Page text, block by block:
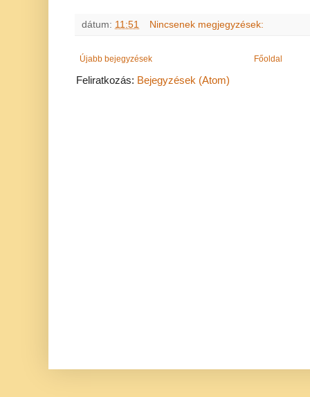
dátum: 11:51 Nincsenek megjegyzések:
Újabb bejegyzések Főoldal
Feliratkozás: Bejegyzések (Atom)